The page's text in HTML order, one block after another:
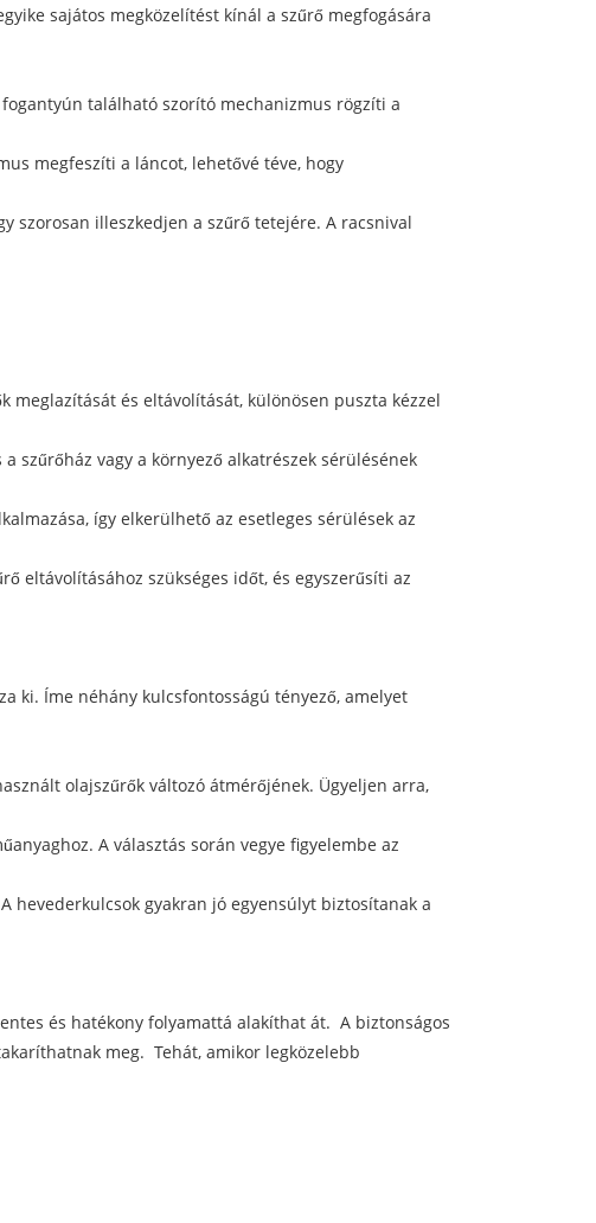
sajátos megközelítést kínál a szűrő megfogására
található szorító mechanizmus rögzíti a
megfeszíti a láncot, lehetővé téve, hogy
szorosan illeszkedjen a szűrő tetejére. A racsnival
meglazítását és eltávolítását, különösen puszta kézzel
szűrőház vagy a környező alkatrészek sérülésének
így elkerülhető az esetleges sérülések az
eltávolításához szükséges időt, és egyszerűsíti az
ki. Íme néhány kulcsfontosságú tényező, amelyet
olajszűrők változó átmérőjének. Ügyeljen arra,
A választás során vegye figyelembe az
hevederkulcsok gyakran jó egyensúlyt biztosítanak a
és hatékony folyamattá alakíthat át. A biztonságos
meg. Tehát, amikor legközelebb